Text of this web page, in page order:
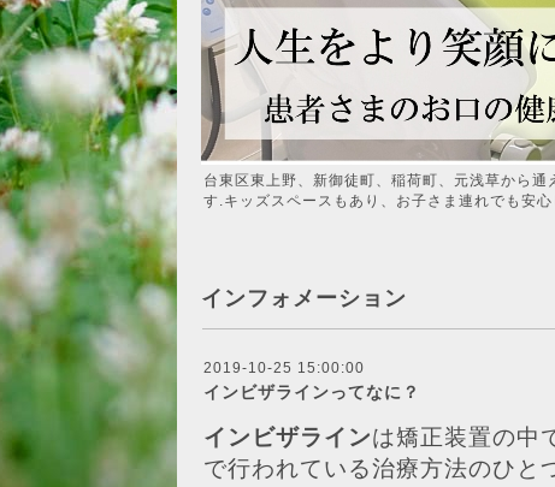
台東区東上野、新御徒町、稲荷町、元浅草から
す.キッズスペースもあり、お子さま連れでも安
インフォメーション
2019-10-25 15:00:00
インビザラインってなに？
インビザラインは矯正装置の中
で行われている治療方法のひと